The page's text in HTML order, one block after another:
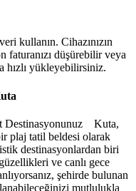
kullanın. Cihazınızın
faturanızı düşürebilir veya
hızlı yükleyebilirsiniz.
Destinasyonunuz Kuta,
plaj tatil beldesi olarak
destinasyonlardan biri
ve canlı gece
şehirde bulunan
mutlulukla